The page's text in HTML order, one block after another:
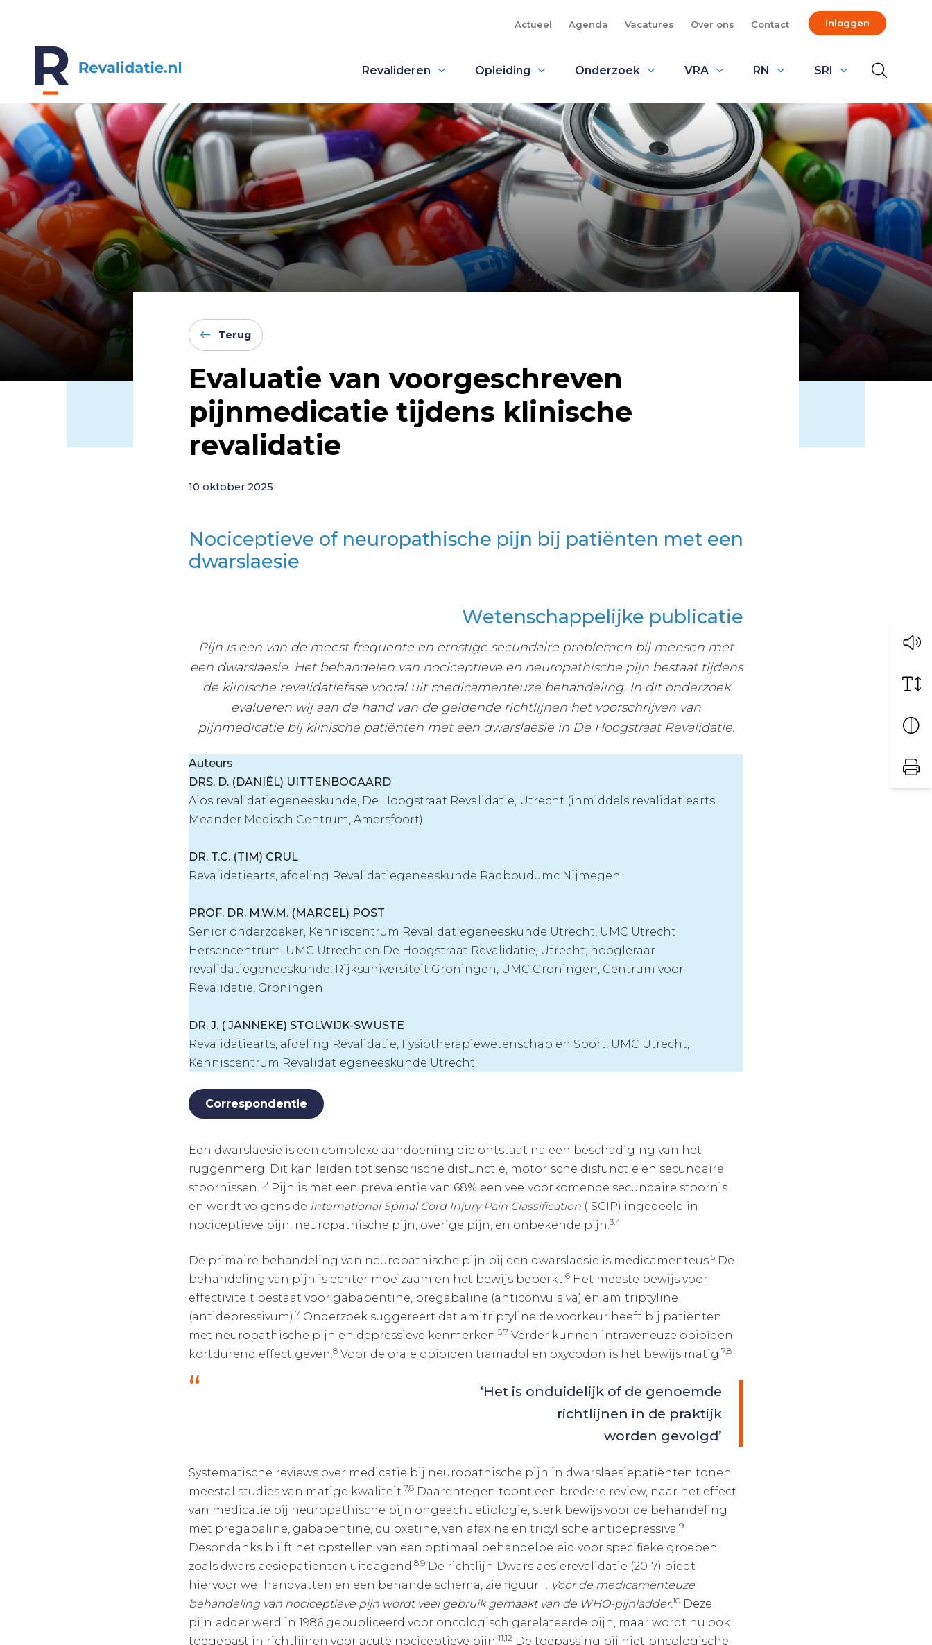
Actueel Agenda Vacatures Over ons Contact Inloggen
REVALIDATIE.NL
Revalideren Opleiding Onderzoek VRA RN SRI
Terug
Evaluatie van voorgeschreven
pijnmedicatie tijdens klinische
revalidatie
10 oktober 2025
Nociceptieve of neuropathische pijn bij patiënten met een
dwarslaesie
Wetenschappelijke publicatie
Pijn is een van de meest frequente en ernstige secundaire problemen bij mensen met
een dwarslaesie. Het behandelen van nociceptieve en neuropathische pijn bestaat tijdens
de klinische revalidatiefase vooral uit medicamenteuze behandeling. In dit onderzoek
evalueren wij aan de hand van de geldende richtlijnen het voorschrijven van
pijnmedicatie bij klinische patiënten met een dwarslaesie in De Hoogstraat Revalidatie.
Auteurs
DRS. D. (DANIËL) UITTENBOGAARD
Aios revalidatiegeneeskunde, De Hoogstraat Revalidatie, Utrecht (inmiddels revalidatiearts
Meander Medisch Centrum, Amersfoort)
DR. T.C. (TIM) CRUL
Revalidatiearts, afdeling Revalidatiegeneeskunde Radboudumc Nijmegen
PROF. DR. M.W.M. (MARCEL) POST
Senior onderzoeker, Kenniscentrum Revalidatiegeneeskunde Utrecht, UMC Utrecht
Hersencentrum, UMC Utrecht en De Hoogstraat Revalidatie, Utrecht; hoogleraar
revalidatiegeneeskunde, Rijksuniversiteit Groningen, UMC Groningen, Centrum voor
Revalidatie, Groningen
DR. J. ( JANNEKE) STOLWIJK-SWÜSTE
Revalidatiearts, afdeling Revalidatie, Fysiotherapiewetenschap en Sport, UMC Utrecht,
Kenniscentrum Revalidatiegeneeskunde Utrecht
Correspondentie
Een dwarslaesie is een complexe aandoening die ontstaat na een beschadiging van het
ruggenmerg. Dit kan leiden tot sensorische disfunctie, motorische disfunctie en secundaire
stoornissen. 1,2 Pijn is met een prevalentie van 68% een veelvoorkomende secundaire stoornis
en wordt volgens de International Spinal Cord Injury Pain Classification (ISCIP) ingedeeld in
nociceptieve pijn, neuropathische pijn, overige pijn, en onbekende pijn. 3,4
De primaire behandeling van neuropathische pijn bij een dwarslaesie is medicamenteus. 5 De
behandeling van pijn is echter moeizaam en het bewijs beperkt. 6 Het meeste bewijs voor
effectiviteit bestaat voor gabapentine, pregabaline (anticonvulsiva) en amitriptyline
(antidepressivum). 7 Onderzoek suggereert dat amitriptyline de voorkeur heeft bij patiënten
met neuropathische pijn en depressieve kenmerken. 5,7 Verder kunnen intraveneuze opioïden
kortdurend effect geven. 8 Voor de orale opioïden tramadol en oxycodon is het bewijs matig. 7,8
‘Het is onduidelijk of de genoemde
richtlijnen in de praktijk
worden gevolgd’
Systematische reviews over medicatie bij neuropathische pijn in dwarslaesiepatiënten tonen
meestal studies van matige kwaliteit. 7,8 Daarentegen toont een bredere review, naar het effect
van medicatie bij neuropathische pijn ongeacht etiologie, sterk bewijs voor de behandeling
met pregabaline, gabapentine, duloxetine, venlafaxine en tricylische antidepressiva. 9
Desondanks blijft het opstellen van een optimaal behandelbeleid voor specifieke groepen
zoals dwarslaesiepatiënten uitdagend. 8,9 De richtlijn Dwarslaesierevalidatie (2017) biedt
hiervoor wel handvatten en een behandelschema, zie figuur 1.
Voor de medicamenteuze
behandeling van nociceptieve pijn wordt veel gebruik gemaakt van de WHO-pijnladder.10 Deze
pijnladder werd in 1986 gepubliceerd voor oncologisch gerelateerde pijn, maar wordt nu ook
toegepast in richtlijnen voor acute nociceptieve pijn. 11,12 De toepassing bij niet-oncologische